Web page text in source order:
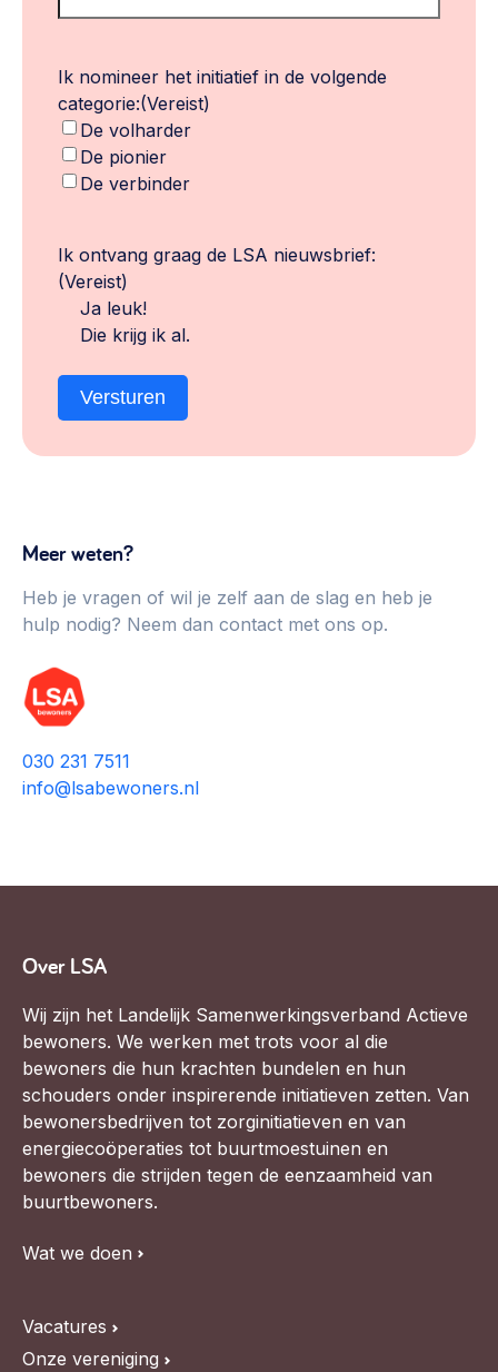
Ik nomineer het initiatief in de volgende
categorie:(Vereist)
De volharder
De pionier
De verbinder
Ik ontvang graag de LSA nieuwsbrief:
(Vereist)
Ja leuk!
Die krijg ik al.
Versturen
Meer weten?
Heb je vragen of wil je zelf aan de slag en heb je
hulp nodig? Neem dan contact met ons op.
030 231 7511
info@lsabewoners.nl
Over LSA
Wij zijn het Landelijk Samenwerkingsverband Actieve
bewoners. We werken met trots voor al die
bewoners die hun krachten bundelen en hun
schouders onder inspirerende initiatieven zetten. Van
bewonersbedrijven tot zorginitiatieven en van
energiecoöperaties tot buurtmoestuinen en
bewoners die strijden tegen de eenzaamheid van
buurtbewoners.
Wat we doen
Vacatures
Onze vereniging